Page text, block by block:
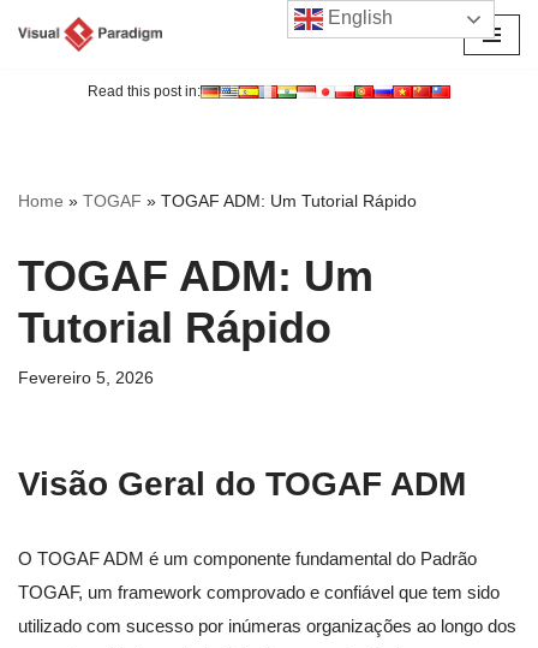
Read this post in:
Home » TOGAF » TOGAF ADM: Um Tutorial Rápido
TOGAF ADM: Um
Tutorial Rápido
Fevereiro 5, 2026
Visão Geral do TOGAF ADM
O TOGAF ADM é um componente fundamental do Padrão
TOGAF, um framework comprovado e confiável que tem sido
utilizado com sucesso por inúmeras organizações ao longo dos
English